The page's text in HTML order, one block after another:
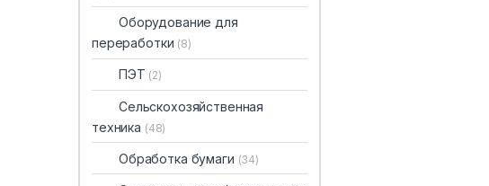
Оборудование для
переработки (8)
ПЭТ (2)
Сельскохозяйственная
техника (48)
Обработка бумаги (34)